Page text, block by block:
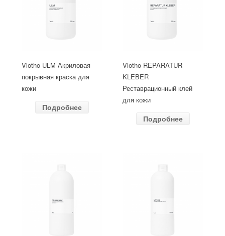
Vlotho ULM Акриловая
покрывная краска для
кожи
Подробнее
Vlotho REPARATUR
KLEBER
Реставрационный клей
для кожи
Подробнее